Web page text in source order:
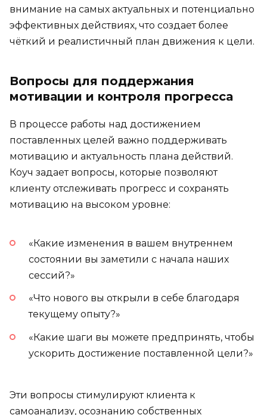
внимание на самых актуальных и потенциально
эффективных действиях, что создает более
чёткий и реалистичный план движения к цели.
Вопросы для поддержания
мотивации и контроля прогресса
В процессе работы над достижением
поставленных целей важно поддерживать
мотивацию и актуальность плана действий.
Коуч задает вопросы, которые позволяют
клиенту отслеживать прогресс и сохранять
мотивацию на высоком уровне:
«Какие изменения в вашем внутреннем
состоянии вы заметили с начала наших
сессий?»
«Что нового вы открыли в себе благодаря
текущему опыту?»
«Какие шаги вы можете предпринять, чтобы
ускорить достижение поставленной цели?»
Эти вопросы стимулируют клиента к
самоанализу, осознанию собственных